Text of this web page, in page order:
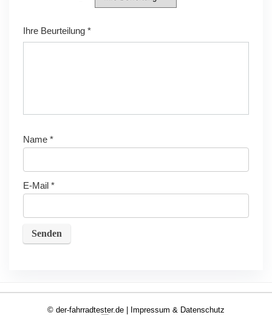
Ihre Beurteilung *
Name *
E-Mail *
© der-fahrradtester.de | Impressum & Datenschutz